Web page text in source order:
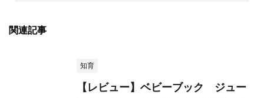
関連記事
知育
【レビュー】ベビーブック ジュー